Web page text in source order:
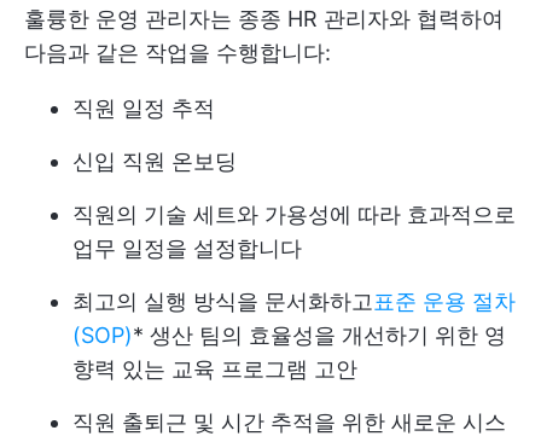
훌륭한 운영 관리자는 종종 HR 관리자와 협력하여
다음과 같은 작업을 수행합니다:
직원 일정 추적
신입 직원 온보딩
직원의 기술 세트와 가용성에 따라 효과적으로
업무 일정을 설정합니다
최고의 실행 방식을 문서화하고표준 운용 절차
(SOP)* 생산 팀의 효율성을 개선하기 위한 영
향력 있는 교육 프로그램 고안
직원 출퇴근 및 시간 추적을 위한 새로운 시스